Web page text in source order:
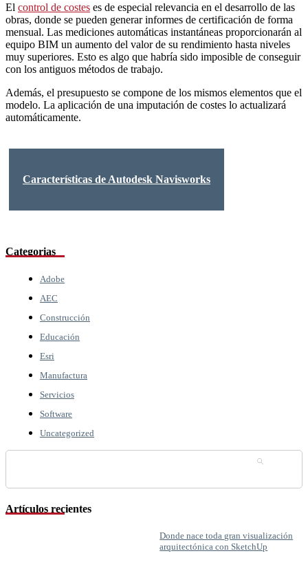
El control de costes es de especial relevancia en el desarrollo de las
obras, donde se pueden generar informes de certificación de forma
mensual. Las mediciones automáticas instantáneas proporcionarán al
equipo BIM un aumento del valor de su rendimiento hasta niveles
muy superiores. Esto es algo que habría sido imposible de conseguir
con los antiguos métodos de trabajo.
Además, el presupuesto se compone de los mismos elementos que el
modelo. La aplicación de una imputación de costes lo actualizará
automáticamente.
Características de Autodesk Navisworks
Categorias
Adobe
AEC
Construcción
Educación
Esri
Manufactura
Servicios
Software
Uncategorized
Artículos recientes
Donde nace toda gran visualización
arquitectónica con SketchUp